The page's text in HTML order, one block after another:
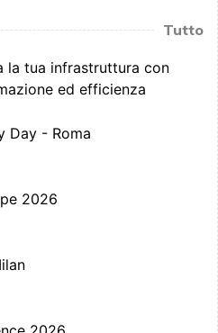
Tutto
la tua infrastruttura con
ed efficienza
Day - Roma
2026